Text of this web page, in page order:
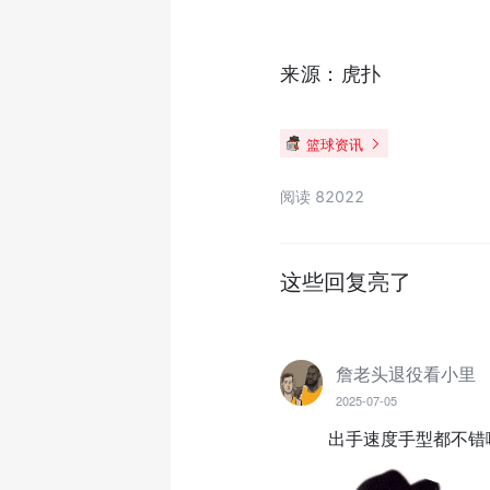
来源：虎扑
篮球资讯
阅读 82022
这些回复亮了
詹老头退役看小里
2025-07-05
出手速度手型都不